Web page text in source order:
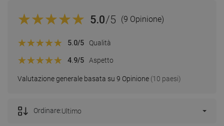
5.0/5 (9 Opinione)
Valutazione generale basata su 9 Opinione (10 paesi)
5.0/5 Qualità
4.9/5 Aspetto
Ordinare:Ultimo